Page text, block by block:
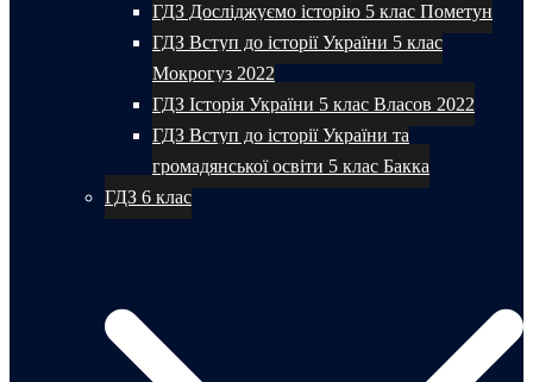
ГДЗ Досліджуємо історію 5 клас Пометун
ГДЗ Вступ до історії України 5 клас
Мокрогуз 2022
ГДЗ Історія України 5 клас Власов 2022
ГДЗ Вступ до історії України та
громадянської освіти 5 клас Бакка
ГДЗ 6 клас